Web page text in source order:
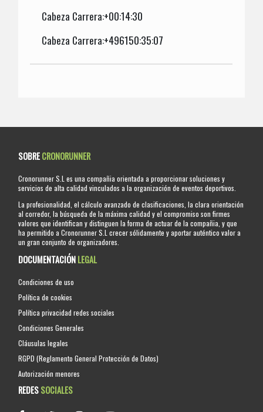
Cabeza Carrera:+00:14:30
Cabeza Carrera:+496150:35:07
SOBRECRONORUNNER
Cronorunner S.L es una compañia orientada a proporcionar soluciones y
servicios de alta calidad vinculados a la organización de eventos deportivos.
La profesionalidad, el cálculo avanzado de clasificaciones, la clara orientación
al corredor, la búsqueda de la máxima calidad y el compromiso son firmes
valores que identifican y distinguen la forma de actuar de la compañia, y que
ha permitido a Cronorunner S.L crecer sólidamente y aportar auténtico valor a
un gran conjunto de organizadores.
DOCUMENTACIÓNLEGAL
Condiciones de uso
Política de cookies
Política privacidad redes sociales
Condiciones Generales
Cláusulas legales
RGPD (Reglamento General Protección de Datos)
Autorización menores
REDESSOCIALES